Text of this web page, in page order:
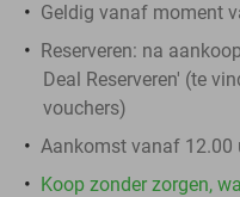
Geldig vanaf moment
Reserveren: na
Deal Reserveren' (te
vouchers)
Aankomst vanaf 12.00
Koop zonder zorgen,